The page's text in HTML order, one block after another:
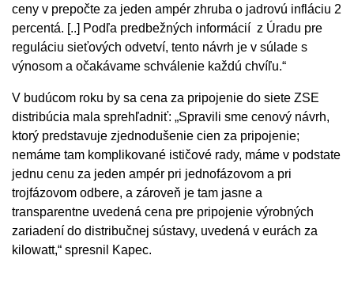
ceny v prepočte za jeden ampér zhruba o jadrovú infláciu 2
percentá. [..] Podľa predbežných informácií z Úradu pre
reguláciu sieťových odvetví, tento návrh je v súlade s
výnosom a očakávame schválenie každú chvíľu.“
V budúcom roku by sa cena za pripojenie do siete ZSE
distribúcia mala sprehľadniť: „Spravili sme cenový návrh,
ktorý predstavuje zjednodušenie cien za pripojenie;
nemáme tam komplikované ističové rady, máme v podstate
jednu cenu za jeden ampér pri jednofázovom a pri
trojfázovom odbere, a zároveň je tam jasne a
transparentne uvedená cena pre pripojenie výrobných
zariadení do distribučnej sústavy, uvedená v eurách za
kilowatt,“ spresnil Kapec.